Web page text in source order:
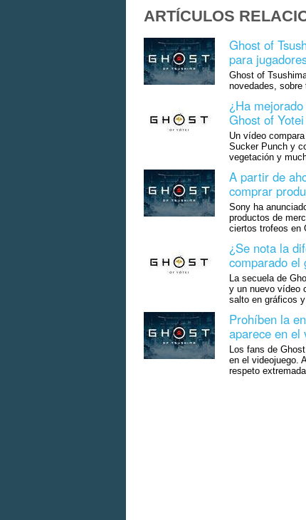
ARTÍCULOS
Ghost of
para
Ghost of
novedades, sobre
¿Ha
Ghost of
Un vídeo
Sucker Punch y
vegetación y
A partir de
comprar
Sony ha
productos de
ciertos trofeos en
¿Se nota la
comparado el
La secuela de
y un nuevo vídeo
salto en gráficos y
Prohíben la
aparece en el
Los fans de
en el videojuego.
respeto